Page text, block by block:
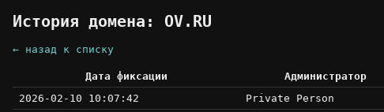
История домена: OV.RU
← назад к списку
Дата фиксации Администратор
2026-02-10 10:07:42
Private Person